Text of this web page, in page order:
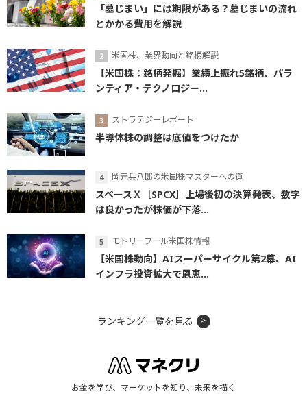
「墓じまい」には期限がある？墓じまいの流れ
とかかる費用を解説
米国株、業界動向と銘柄解説
【米国株：銘柄発掘】業績上振れ5銘柄、パラ
ンティア・テクノロジー...
ストラテジーレポート
半導体株の調整は底値をつけたか
岡元兵八郎の米国株マスターへの道
スペースＸ［SPCX］上場後初の決算発表、数字
は良かったが株価が下落...
モトリーフール米国株情報
【米国株動向】AIスーパーサイクル第2幕、AI
インフラ投資拡大で恩恵...
ランキング一覧を見る
お金を学び、マーケットを知り、未来を描く